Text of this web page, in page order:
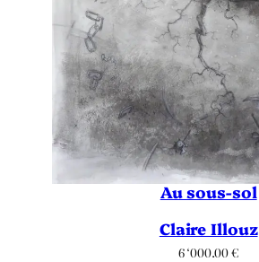
Au sous-sol
Claire Illouz
6 ‘000.00€